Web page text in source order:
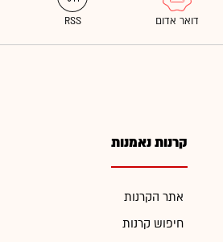
קרנות נאמנות
אתר הקרנות
חיפוש קרנות